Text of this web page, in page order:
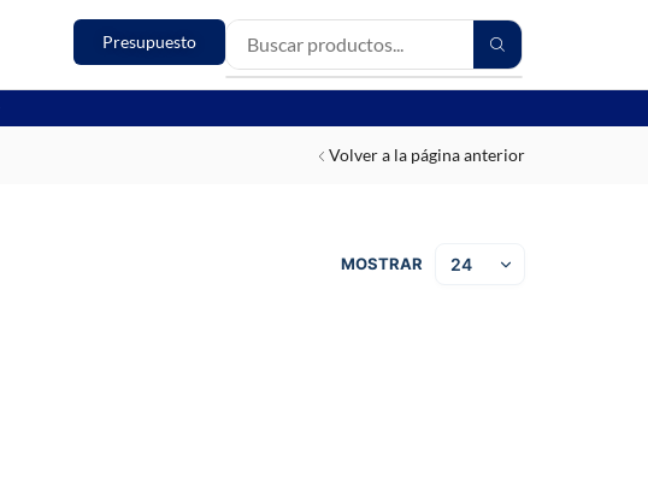
Presupuesto
Volver a la página anterior
MOSTRAR